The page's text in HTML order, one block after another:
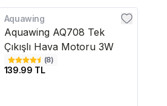
Aquawing
Aquawing AQ708 Tek
Çıkışlı Hava Motoru 3W
(8)
139.99 TL